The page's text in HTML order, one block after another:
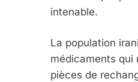
intenable.
La population
médicaments qui
pièces de